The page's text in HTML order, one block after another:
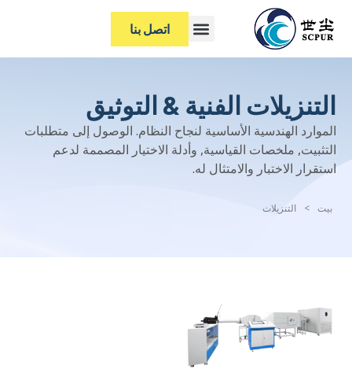
اتصل بنا
التنزيلات الفنية & التوثيق
الموارد الهندسية الأساسية لنجاح النظام. الوصول إلى متطلبات
التثبيت, ملخصات القياسية, وأدلة الاختيار المصممة لدعم
استقرار الاختبار والامتثال له.
بيت > التنزيلات